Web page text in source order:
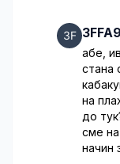
абе,
стана
на
до
сме
начин